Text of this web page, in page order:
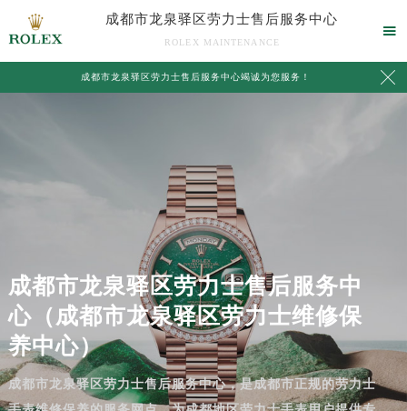
成都市龙泉驿区劳力士售后服务中心
ROLEX MAINTENANCE

成都市龙泉驿区劳力士售后服务中心竭诚为您服务！ 
成都市龙泉驿区劳力士售后服务中
心（成都市龙泉驿区劳力士维修保
养中心）
成都市龙泉驿区劳力士售后服务中心，是成都市正规的劳力士